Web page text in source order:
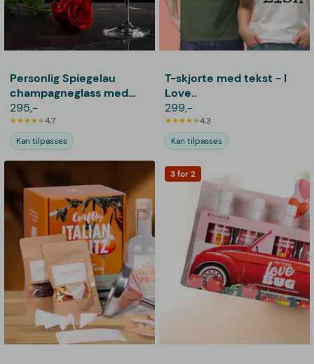
Personlig Spiegelau
champagneglass med
gravering - Initialer
295,-
4,7
Kan tilpasses
T-skjorte med tekst - I
Love..
299,-
4,3
Kan tilpasses
3 for 2